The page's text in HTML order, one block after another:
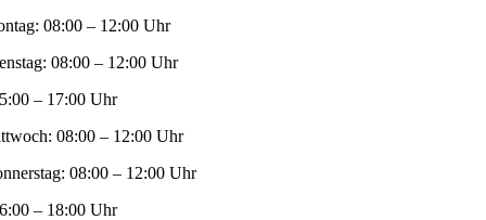
08:00 – 12:00 Uhr
08:00 – 12:00 Uhr
– 17:00 Uhr
08:00 – 12:00 Uhr
08:00 – 12:00 Uhr
– 18:00 Uhr